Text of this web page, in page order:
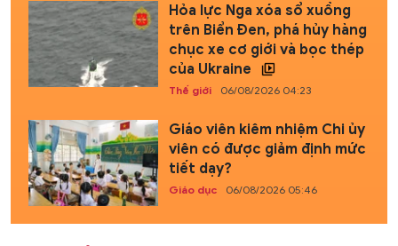
Hỏa lực Nga xóa sổ xuồng
trên Biển Đen, phá hủy hàng
chục xe cơ giới và bọc thép
của Ukraine
Thế giới 06/08/2026 04:23
Giáo viên kiêm nhiệm Chi ủy
viên có được giảm định mức
tiết dạy?
Giáo dục 06/08/2026 05:46